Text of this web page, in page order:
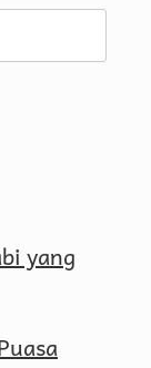
yang